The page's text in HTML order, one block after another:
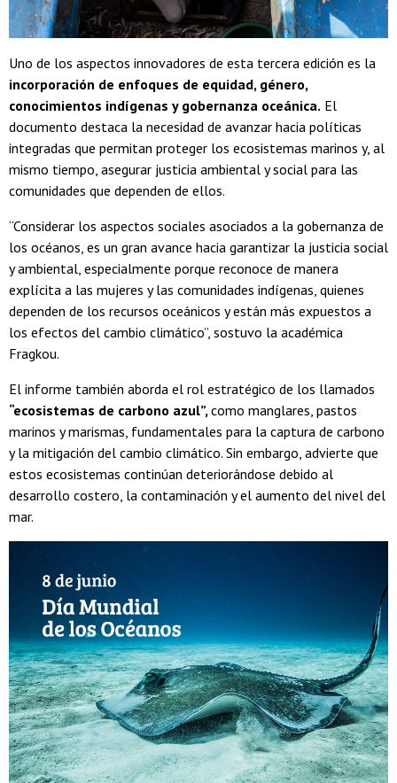
Uno de los aspectos innovadores de esta tercera edición es la
incorporación de enfoques de equidad, género,
conocimientos indígenas y gobernanza oceánica. El
documento destaca la necesidad de avanzar hacia políticas
integradas que permitan proteger los ecosistemas marinos y, al
mismo tiempo, asegurar justicia ambiental y social para las
comunidades que dependen de ellos.
“Considerar los aspectos sociales asociados a la gobernanza de
los océanos, es un gran avance hacia garantizar la justicia social
y ambiental, especialmente porque reconoce de manera
explícita a las mujeres y las comunidades indígenas, quienes
dependen de los recursos oceánicos y están más expuestos a
los efectos del cambio climático”, sostuvo la académica
Fragkou.
El informe también aborda el rol estratégico de los llamados
“ecosistemas de carbono azul”,como manglares, pastos
marinos y marismas, fundamentales para la captura de carbono
y la mitigación del cambio climático. Sin embargo, advierte que
estos ecosistemas continúan deteriorándose debido al
desarrollo costero, la contaminación y el aumento del nivel del
mar.